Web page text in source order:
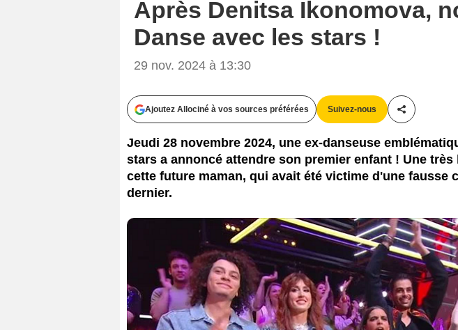
Après Denitsa Ikonomova,
Danse avec les stars !
29 nov. 2024 à 13:30
Ajoutez Allociné à vos sources préférées Suivez-nous
Partager
Jeudi 28 novembre 2024, une ex-danseuse
stars a annoncé attendre son premier enfant ! Une
cette future maman, qui avait été victime d'une fausse
dernier.